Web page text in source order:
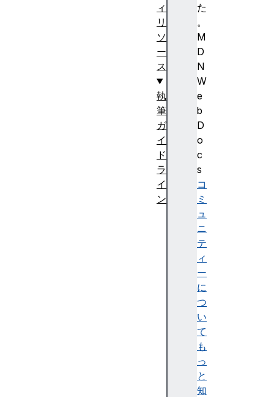
た
。
M
D
N
W
e
b
D
o
c
s
コ
ミ
ュ
ニ
テ
ィ
ー
に
つ
い
て
も
っ
と
知
ィ
リ
ソ
ー
ス
執
筆
ガ
イ
ド
ラ
イ
ン